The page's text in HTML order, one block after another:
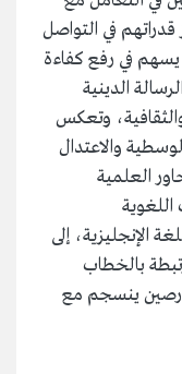
في التواصل
يسهم في رفع كفاءة
الدينية
والثقافية، وتعكس
والاعتدال
العلمية
اللغوية
الإنجليزية، إلى
بالخطاب
رصين ينسجم مع